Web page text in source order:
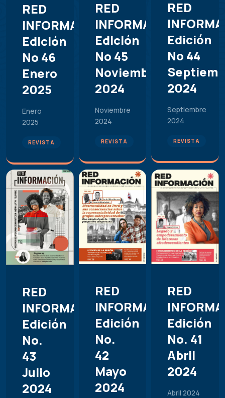
RED
INFORMACIÓN.
Edición
No 46
Enero
2025
Enero
2025
REVISTA
RED
INFORMACIÓN.
Edición
No 45
Noviembre
2024
Noviembre
2024
REVISTA
RED
Edición
No 44
2024
Septiembre
2024
REVISTA
RED
INFORMACIÓN.
Edición
No.
43
Julio
2024
RED
INFORMACIÓN.
Edición
No.
42
Mayo
2024
RED
Edición
No. 41
Abril
2024
Abril 2024